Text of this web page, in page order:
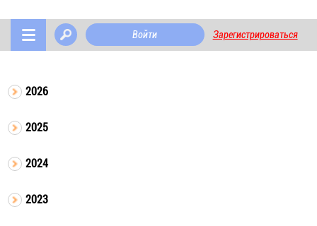
Войти Зарегистрироваться
2026
2025
2024
2023